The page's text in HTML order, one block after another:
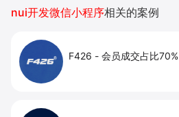
nui开发微信小程序相关的案例
F426 - 会员成交占比70%